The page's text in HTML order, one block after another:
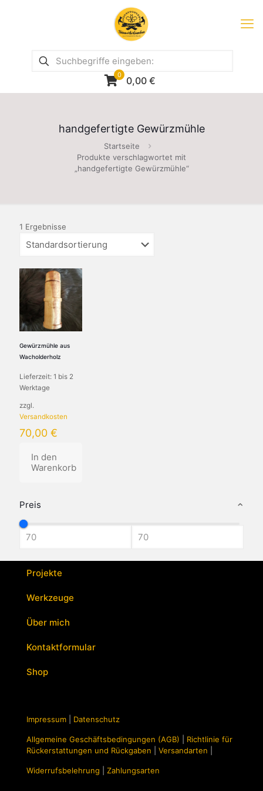
0 0,00 €
handgefertigte Gewürzmühle
Startseite
Produkte verschlagwortet mit
„handgefertigte Gewürzmühle“
Preis
1 Ergebnisse
Gewürzmühle aus
Wacholderholz
Lieferzeit: 1 bis 2
Werktage
zzgl.
Versandkosten
70,00 €
In den
Warenkorb
Projekte
Werkzeuge
Über mich
Kontaktformular
Shop
Impressum Datenschutz
Allgemeine Geschäftsbedingungen (AGB)
Richtlinie für
Rückerstattungen und Rückgaben
Versandarten
Widerrufsbelehrung Zahlungsarten